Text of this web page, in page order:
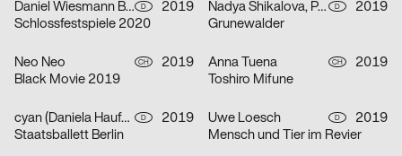
Daniel Wiesmann Büro für Gestaltung D
2019
Schlossfestspiele 2020
Nadya Shikalova, Paul Jochum D
2019
Grunewalder
Neo Neo CH
2019
Black Movie 2019
Anna Tuena CH
2019
Toshiro Mifune
cyan (Daniela Haufe + Detlef Fiedler) D
2019
Staatsballett Berlin
Uwe Loesch D
2019
Mensch und Tier im Revier